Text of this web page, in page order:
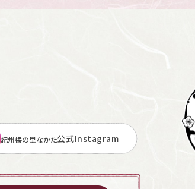
紀州梅の里なかた公式Instagram